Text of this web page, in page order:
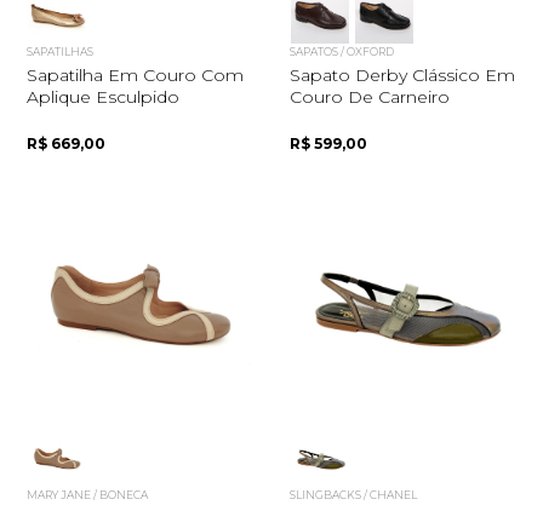
SAPATILHAS
Sapatilha Em Couro Com
Aplique Esculpido
R$ 669,00
SAPATOS / OXFORD
Sapato Derby Clássico Em
Couro De Carneiro
R$ 599,00
MARY JANE / BONECA SLINGBACKS / CHANEL